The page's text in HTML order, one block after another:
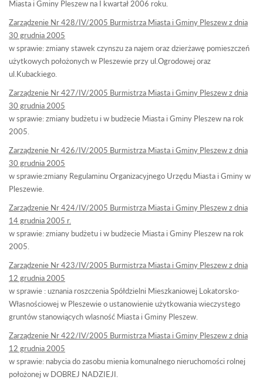
Miasta i Gminy Pleszew na I kwartał 2006 roku.
Zarządzenie Nr 428/IV/2005 Burmistrza Miasta i Gminy Pleszew z dnia
30 grudnia 2005
w sprawie: zmiany stawek czynszu za najem oraz dzierżawę pomieszczeń
użytkowych położonych w Pleszewie przy ul.Ogrodowej oraz
ul.Kubackiego.
Zarządzenie Nr 427/IV/2005 Burmistrza Miasta i Gminy Pleszew z dnia
30 grudnia 2005
w sprawie: zmiany budżetu i w budżecie Miasta i Gminy Pleszew na rok
2005.
Zarządzenie Nr 426/IV/2005 Burmistrza Miasta i Gminy Pleszew z dnia
30 grudnia 2005
w sprawie:zmiany Regulaminu Organizacyjnego Urzędu Miasta i Gminy w
Pleszewie.
Zarządzenie Nr 424/IV/2005 Burmistrza Miasta i Gminy Pleszew z dnia
14 grudnia 2005 r.
w sprawie: zmiany budżetu i w budżecie Miasta i Gminy Pleszew na rok
2005.
Zarządzenie Nr 423/IV/2005 Burmistrza Miasta i Gminy Pleszew z dnia
12 grudnia 2005
w sprawie : uznania roszczenia Spółdzielni Mieszkaniowej Lokatorsko-
Własnościowej w Pleszewie o ustanowienie użytkowania wieczystego
gruntów stanowiących wlasność Miasta i Gminy Pleszew.
Zarządzenie Nr 422/IV/2005 Burmistrza Miasta i Gminy Pleszew z dnia
12 grudnia 2005
w sprawie: nabycia do zasobu mienia komunalnego nieruchomości rolnej
położonej w DOBREJ NADZIEJI.